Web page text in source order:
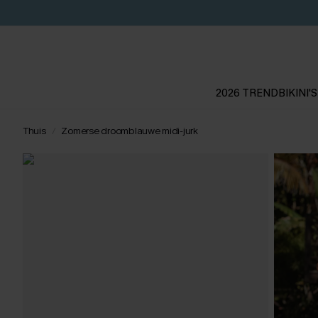
2026 TRENDBIKINI'S
Thuis Zomerse droomblauwe midi-jurk